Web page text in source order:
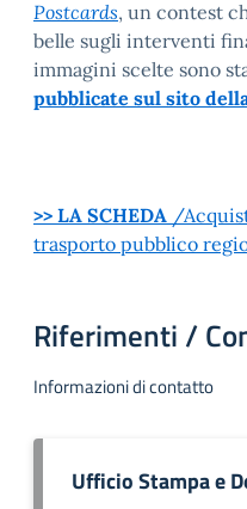
Postcards, un contest
belle sugli interventi
immagini scelte sono
pubblicate sul sito
>> LA SCHEDA /
trasporto pubblico
Riferimenti /
Informazioni di contatto
Ufficio Stampa e